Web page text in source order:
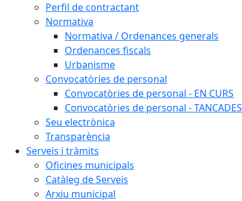
Perfil de contractant
Normativa
Normativa / Ordenances generals
Ordenances fiscals
Urbanisme
Convocatòries de personal
Convocatòries de personal - EN CURS
Convocatòries de personal - TANCADES
Seu electrònica
Transparència
Serveis i tràmits
Oficines municipals
Catàleg de Serveis
Arxiu municipal